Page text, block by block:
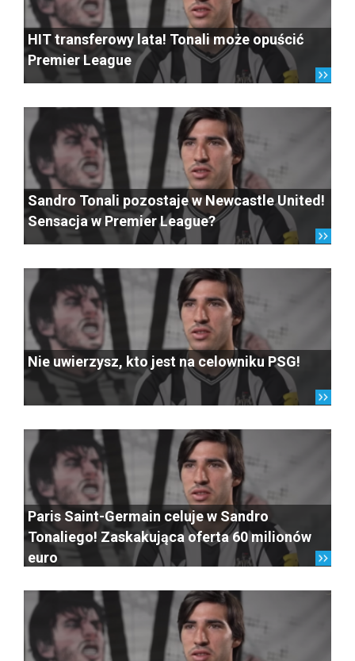
HIT transferowy lata! Tonali może opuścić
Premier League
Sandro Tonali pozostaje w Newcastle United!
Sensacja w Premier League?
Nie uwierzysz, kto jest na celowniku PSG!
Paris Saint-Germain celuje w Sandro
Tonaliego! Zaskakująca oferta 60 milionów
euro